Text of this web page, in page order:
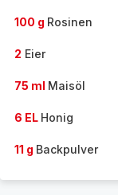
100 g Rosinen
2 Eier
75 ml Maisöl
6 EL Honig
11 g Backpulver